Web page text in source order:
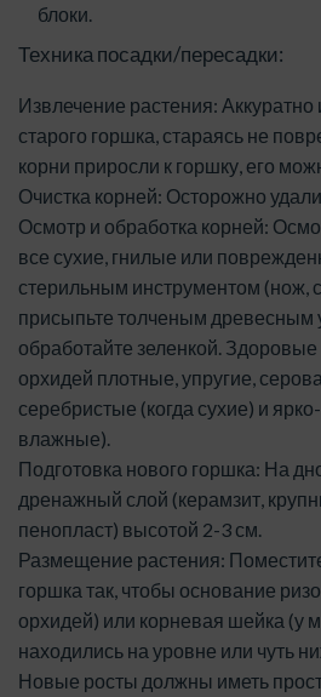
блоки.
Техника посадки/пересадки:
Извлечение растения:
старого горшка, стараясь не
корни приросли к горшку, его
Очистка корней: Осторожно
Осмотр и обработка корней:
все сухие, гнилые или
стерильным инструментом (нож,
присыпьте толченым древесным
обработайте зеленкой.
орхидей плотные, упругие,
серебристые (когда сухие) и
влажные).
Подготовка нового горшка: На
дренажный слой (керамзит,
пенопласт) высотой 2-3 см.
Размещение растения:
горшка так, чтобы основание
орхидей) или корневая шейка (у
находились на уровне или чуть
Новые росты должны иметь